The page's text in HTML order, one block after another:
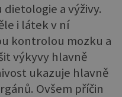
a výživy.
i látek v ní
kontrolou mozku a
výkyvy hlavně
ukazuje hlavně
Ovšem příčin